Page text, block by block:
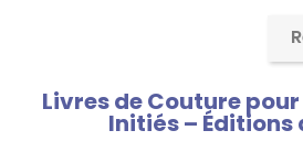
Livres de Couture
Initiés – Éditions